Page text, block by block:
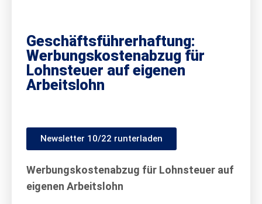
Geschäftsführerhaftung:
Werbungskostenabzug für
Lohnsteuer auf eigenen
Arbeitslohn
Newsletter 10/22 runterladen
Werbungskostenabzug für Lohnsteuer auf
eigenen Arbeitslohn